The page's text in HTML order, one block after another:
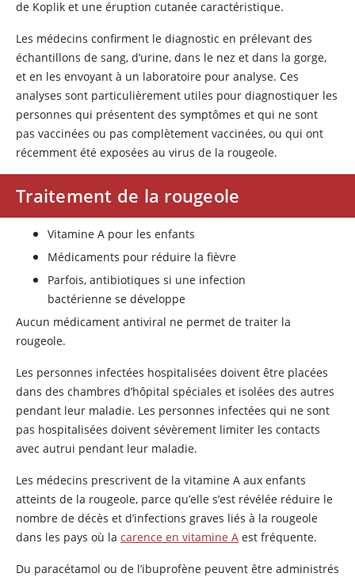
de Koplik et une éruption cutanée caractéristique.
Les médecins confirment le diagnostic en prélevant des
échantillons de sang, d’urine, dans le nez et dans la gorge,
et en les envoyant à un laboratoire pour analyse. Ces
analyses sont particulièrement utiles pour diagnostiquer les
personnes qui présentent des symptômes et qui ne sont
pas vaccinées ou pas complètement vaccinées, ou qui ont
récemment été exposées au virus de la rougeole.
Traitement de la rougeole
Vitamine A pour les enfants
Médicaments pour réduire la fièvre
Parfois, antibiotiques si une infection
bactérienne se développe
Aucun médicament antiviral ne permet de traiter la
rougeole.
Les personnes infectées hospitalisées doivent être placées
dans des chambres d’hôpital spéciales et isolées des autres
pendant leur maladie. Les personnes infectées qui ne sont
pas hospitalisées doivent sévèrement limiter les contacts
avec autrui pendant leur maladie.
Les médecins prescrivent de la vitamine A aux enfants
atteints de la rougeole, parce qu’elle s’est révélée réduire le
nombre de décès et d’infections graves liés à la rougeole
dans les pays où la carence en vitamine A est fréquente.
Du paracétamol ou de l’ibuprofène peuvent être administrés